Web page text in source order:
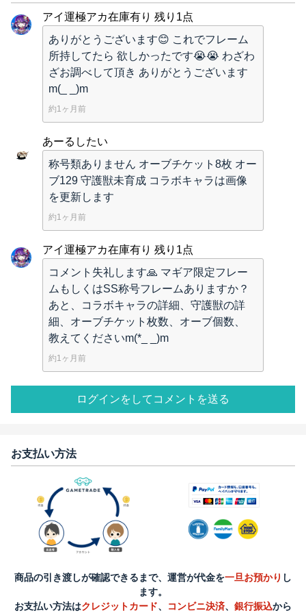
アイ運極アカ在庫有り 残り1点
ありがとうございます😊 これでフレーム
所持してたら 欲しかったです😭😭 わざわ
ざお調べして頂き ありがとうございます
m(_ _)m
約1ヶ月前
あーるしたい
称号類ありません オーブチケット8枚 オー
ブ129 守護獣未育成 コラボキャラは画像
を更新します
約1ヶ月前
アイ運極アカ在庫有り 残り1点
コメント失礼します🙏 マギア限定フレー
ムもしくはSS称号フレームありますか？
あと、コラボキャラの詳細、守護獣の詳
細、オーブチケット枚数、オーブ個数、
教えてくださいm(*_ _)m
約1ヶ月前
ログインをしてコメントを送る
お支払い方法
商品の引き渡しが確認できるまで、運営が代金を一旦お預かり し
ます。
お支払い方法はクレジットカード、 コンビニ決済、 銀行振込から